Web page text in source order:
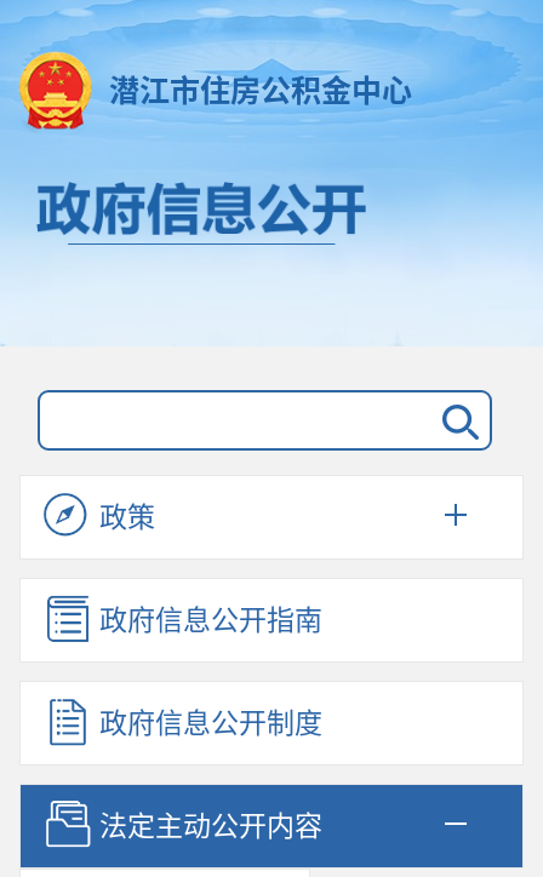
潜江市住房公积金中心
政策
政府信息公开指南
政府信息公开制度
法定主动公开内容